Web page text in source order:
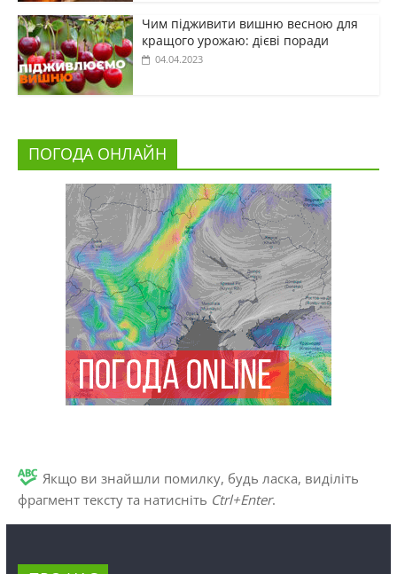
Чим підживити вишню весною для
кращого урожаю: дієві поради
04.04.2023
ПОГОДА ОНЛАЙН
Якщо ви знайшли помилку, будь ласка, виділіть
фрагмент тексту та натисніть Ctrl+Enter.